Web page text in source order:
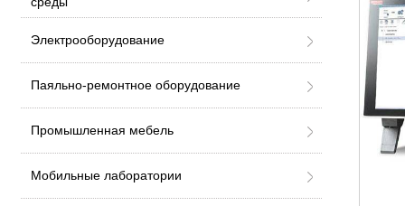
Электрооборудование
Паяльно-ремонтное оборудование
Промышленная мебель
Мобильные лаборатории